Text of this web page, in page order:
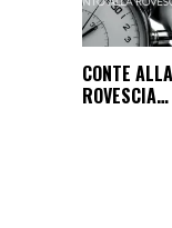
CONTE ALLA
ROVESCIA…